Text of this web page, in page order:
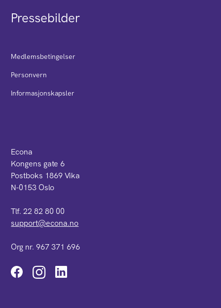
Pressebilder
Medlemsbetingelser
Personvern
Informasjonskapsler
Econa
Kongens gate 6
Postboks 1869 Vika
N-0153 Oslo
Tlf. 22 82 80 00
support@econa.no
Org nr. 967 371 696
Instagram